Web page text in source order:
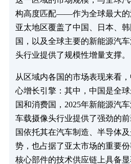
构高度匹配——作为全球最大的
亚太地区覆盖了中国、日本、
国，以及全球主要的新能源汽
头行业提供了规模性增量支撑。​
从区域内各国的市场表现来看
心增长引擎：其中，中国是全
国和消费国，2025年新能源汽
车载摄像头行业提供了强劲的
国依托其在汽车制造、半导体
势，也占据了亚太市场的重要
核心部件的技术供应链上具备